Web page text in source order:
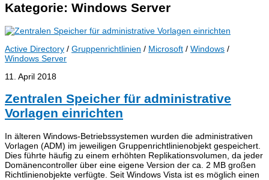
Kategorie: Windows Server
Active Directory / Gruppenrichtlinien / Microsoft / Windows /
Windows Server
11. April 2018
Zentralen Speicher für administrative
Vorlagen einrichten
In älteren Windows-Betriebssystemen wurden die administrativen
Vorlagen (ADM) im jeweiligen Gruppenrichtlinienobjekt gespeichert.
Dies führte häufig zu einem erhöhten Replikationsvolumen, da jeder
Domänencontroller über eine eigene Version der ca. 2 MB großen
Richtlinienobjekte verfügte. Seit Windows Vista ist es möglich einen